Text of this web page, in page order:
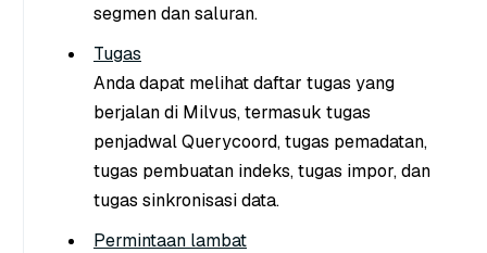
segmen dan saluran.
Tugas
Anda dapat melihat daftar tugas yang
berjalan di Milvus, termasuk tugas
penjadwal Querycoord, tugas pemadatan,
tugas pembuatan indeks, tugas impor, dan
tugas sinkronisasi data.
Permintaan lambat